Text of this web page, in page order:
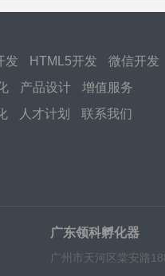
发 HTML5开发 微信开发
产品设计 增值服务
人才计划 联系我们
广东领科孵化器
广州市天河区棠安路